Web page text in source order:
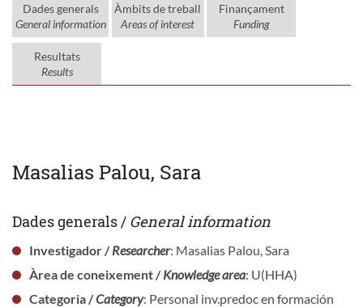
Dades generals
General information
Àmbits de treball
Areas of interest
Finançament
Funding
Resultats
Results
Masalias Palou, Sara
Dades generals / General information
Investigador /Researcher: Masalias Palou, Sara
Àrea de coneixement /Knowledge area: U(HHA)
Categoria /Category: Personal inv.predoc en formación